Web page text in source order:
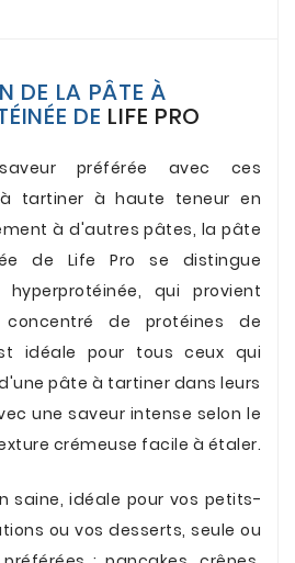
DE LA PÂTE À
DE LIFE PRO
préférée avec ces
tartiner à haute teneur en
à d'autres pâtes, la pâte
de Life Pro se distingue
qui provient
de protéines de
idéale pour tous ceux qui
pâte à tartiner dans leurs
une saveur intense selon le
crémeuse facile à étaler.
saine, idéale pour vos petits-
ou vos desserts, seule ou